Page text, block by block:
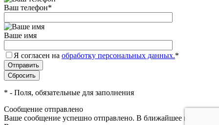
Ваш телефон*
Ваше имя
Я согласен на обработку персональных данных.*
* - Поля, обязательные для заполнения
Сообщение отправлено
Ваше сообщение успешно отправлено. В ближайшее время с